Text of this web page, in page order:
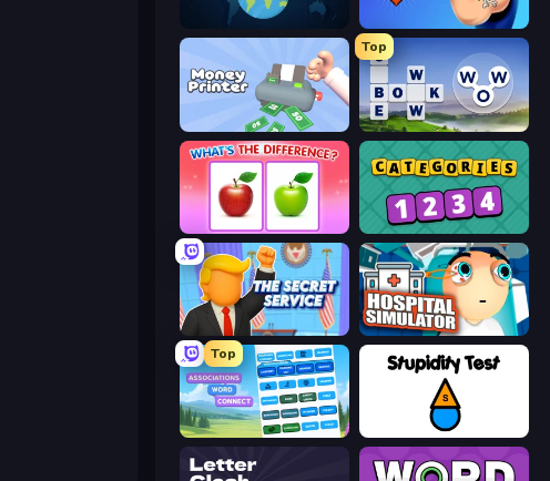
WorldGuessr Free GeoGuessr
Money Printer
Top
Words of Wonders
What's The Difference? Categories
The Secret Service Hospital Simulator
Top
Associations - Word Connect Stupidity Test